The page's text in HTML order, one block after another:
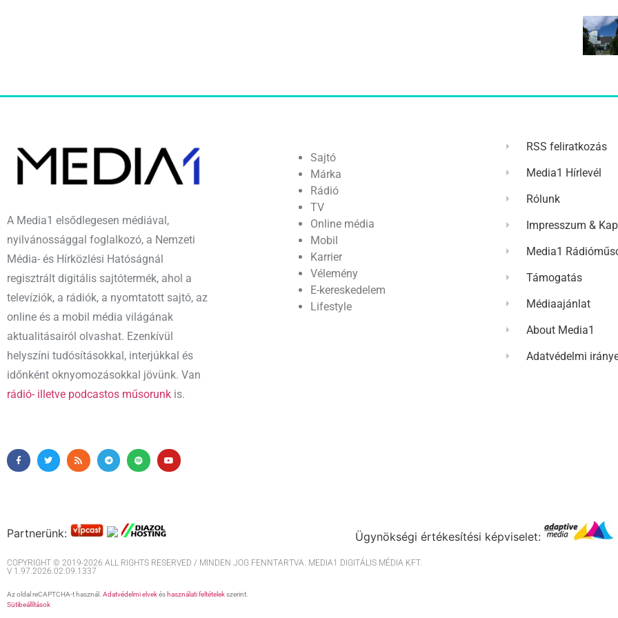
A Media1 elsődlegesen médiával,
nyilvánossággal foglalkozó, a Nemzeti
Média- és Hírközlési Hatóságnál
regisztrált digitális sajtótermék, ahol a
televíziók, a rádiók, a nyomtatott sajtó, az
online és a mobil média világának
aktualitásairól olvashat. Ezenkívül
helyszíni tudósításokkal, interjúkkal és
időnként oknyomozásokkal jövünk. Van
rádió- illetve podcastos műsorunk is.
Sajtó
Márka
Rádió
TV
Online média
Mobil
Karrier
Vélemény
E-kereskedelem
Lifestyle
RSS feliratkozás
Media1 Hírlevél
Rólunk
Impresszum &
Media1
Támogatás
Médiaajánlat
About Media1
Adatvédelmi
Partnerünk: Ügynökségi értékesítési képviselet:
COPYRIGHT © 2019-2026 ALL RIGHTS RESERVED / MINDEN JOG FENNTARTVA. MEDIA1 DIGITÁLIS MÉDIA KFT.
V 1.97.2026.02.09.1337
Az oldal reCAPTCHA-t használ. Adatvédelmi elvekés használati feltételekszerint.
Sütibeállítások